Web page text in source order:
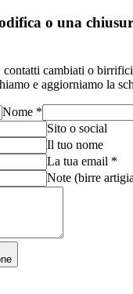
o una
cambiati o
e aggiorniamo la
Nome *
Sito o social
Il tuo nome
La tua email *
Note (birre